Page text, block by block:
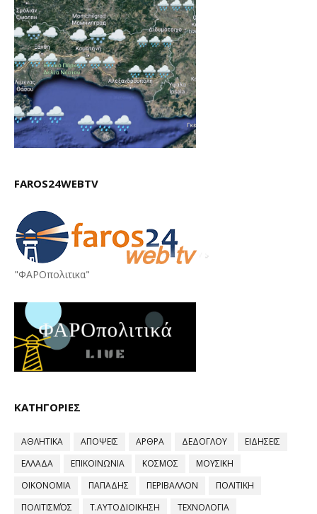
FAROS24WEBTV
"ΦΑΡΟπολιτικα"
ΚΑΤΗΓΟΡΙΕΣ
ΑΘΛΗΤΙΚΑ ΑΠΟΨΕΙΣ ΑΡΘΡΑ ΔΕΔΟΓΛΟΥ
ΕΙΔΗΣΕΙΣ
ΕΛΛΑΔΑ
ΕΠΙΚΟΙΝΩΝΙΑ ΚΟΣΜΟΣ
ΜΟΥΣΙΚΗ
ΟΙΚΟΝΟΜΙΑ
ΠΑΠΑΔΗΣ ΠΕΡΙΒΑΛΛΟΝ
ΠΟΛΙΤΙΚΗ
ΠΟΛΙΤΙΣΜΌΣ
Τ.ΑΥΤΟΔΙΟΙΚΗΣΗ
ΤΕΧΝΟΛΟΓΙΑ